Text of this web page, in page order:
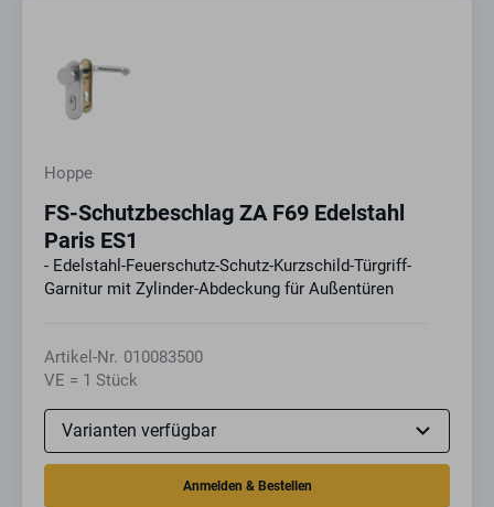
Hoppe
FS-Schutzbeschlag ZA F69 Edelstahl
Paris ES1
- Edelstahl-Feuerschutz-Schutz-Kurzschild-Türgriff-
Garnitur mit Zylinder-Abdeckung für Außentüren
Artikel-Nr. 010083500
VE = 1 Stück